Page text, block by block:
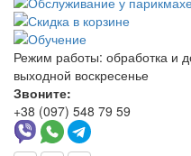
Режим работы: обработка и
выходной воскресенье
Звоните:
+38 (097) 548 79 59